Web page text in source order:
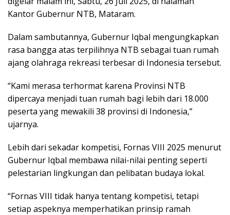
Kantor Gubernur NTB, Mataram.
Dalam sambutannya, Gubernur Iqbal mengungkapkan
rasa bangga atas terpilihnya NTB sebagai tuan rumah
ajang olahraga rekreasi terbesar di Indonesia tersebut.
“Kami merasa terhormat karena Provinsi NTB
dipercaya menjadi tuan rumah bagi lebih dari 18.000
peserta yang mewakili 38 provinsi di Indonesia,”
ujarnya.
Lebih dari sekadar kompetisi, Fornas VIII 2025 menurut
Gubernur Iqbal membawa nilai-nilai penting seperti
pelestarian lingkungan dan pelibatan budaya lokal.
“Fornas VIII tidak hanya tentang kompetisi, tetapi
setiap aspeknya memperhatikan prinsip ramah